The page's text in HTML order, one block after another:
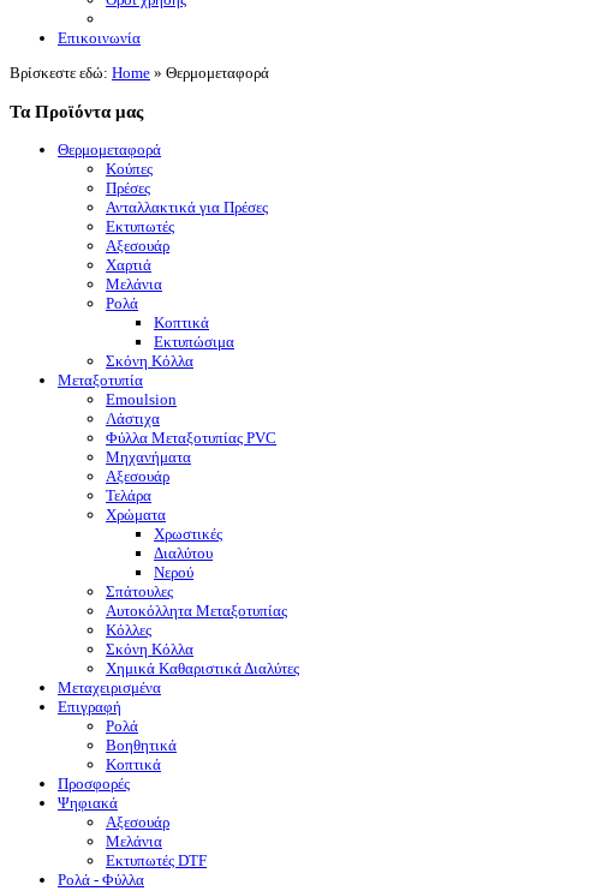
Επικοινωνία
Βρίσκεστε εδώ: Home » Θερμομεταφορά
Τα Προϊόντα μας
Θερμομεταφορά
Κούπες
Πρέσες
Ανταλλακτικά για Πρέσες
Εκτυπωτές
Αξεσουάρ
Χαρτιά
Μελάνια
Ρολά
Κοπτικά
Εκτυπώσιμα
Σκόνη Κόλλα
Μεταξοτυπία
Emoulsion
Λάστιχα
Φύλλα Μεταξοτυπίας PVC
Μηχανήματα
Αξεσουάρ
Τελάρα
Χρώματα
Χρωστικές
Διαλύτου
Νερού
Σπάτουλες
Αυτοκόλλητα Μεταξοτυπίας
Κόλλες
Σκόνη Κόλλα
Χημικά Καθαριστικά Διαλύτες
Μεταχειρισμένα
Επιγραφή
Ρολά
Βοηθητικά
Κοπτικά
Προσφορές
Ψηφιακά
Αξεσουάρ
Μελάνια
Eκτυπωτές DTF
Ρολά - Φύλλα